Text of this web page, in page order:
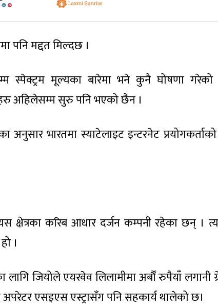
मद्दत मिल्दछ ।
स्पेक्ट्रम मूल्यका बारेमा भने कुनै घोषणा
अहिलेसम्म सुरु पनि भएको छैन ।
अनुसार भारतमा स्याटेलाइट इन्टरनेट
क्षेत्रका करिब आधार दर्जन कम्पनी रहेका छन् ।
।
जियोले एयरवेव लिलामीमा अर्बौं रुपैयाँ लगानी
अपरेटर एसइएस एस्ट्रासँग पनि सहकार्य थालेको छ।